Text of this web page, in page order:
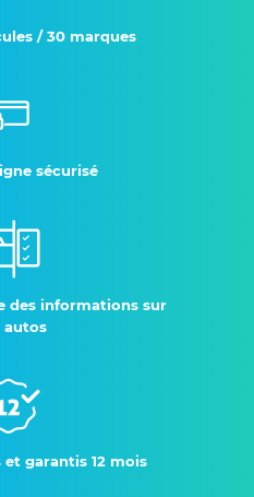
/ 30 marques
sécurisé
des informations sur
autos
et garantis 12 mois